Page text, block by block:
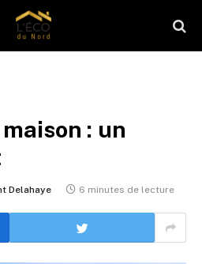
: un
Delahaye 6 minutes de lecture